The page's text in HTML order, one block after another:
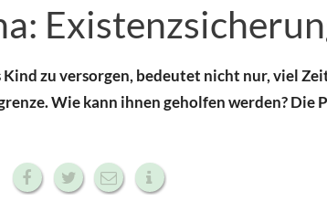
Kind zu versorgen, bedeutet nicht nur, viel
Wie kann ihnen geholfen werden?